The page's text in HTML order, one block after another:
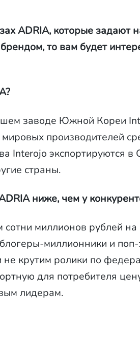
ADRIA, которые задают
то вам будет
заводе Южной Кореи
производителей
Interojo экспортируются
страны.
ниже, чем у
миллионов рублей
миллионники и
крутим ролики по
для потребителя
лидерам.